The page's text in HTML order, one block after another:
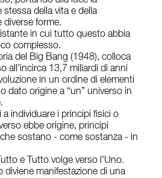
stessa della vita e della
diverse forme.
istante in cui tutto questo abbia
complesso.
del Big Bang (1948), colloca
all’incirca 13,7 miliardi di anni
in un ordine di elementi
dato origine a “un” universo in
a individuare i principi fisici o
ebbe origine, principi
sostano - come sostanza - in
e Tutto volge verso l’Uno.
diviene manifestazione di una